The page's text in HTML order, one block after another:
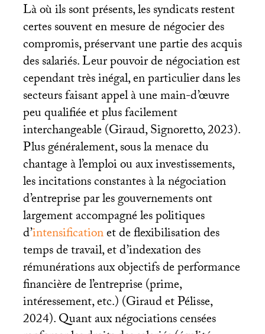
Là où ils sont présents, les syndicats restent
certes souvent en mesure de négocier des
compromis, préservant une partie des acquis
des salariés. Leur pouvoir de négociation est
cependant très inégal, en particulier dans les
secteurs faisant appel à une main-d’œuvre
peu qualifiée et plus facilement
interchangeable (Giraud, Signoretto, 2023).
Plus généralement, sous la menace du
chantage à l’emploi ou aux investissements,
les incitations constantes à la négociation
d’entreprise par les gouvernements ont
largement accompagné les politiques
d’intensificationet de flexibilisation des
temps de travail, et d’indexation des
rémunérations aux objectifs de performance
financière de l’entreprise (prime,
intéressement, etc.) (Giraud et Pélisse,
2024). Quant aux négociations censées